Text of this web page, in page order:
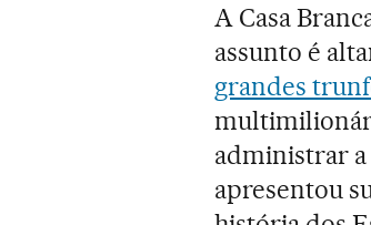
A Casa
assunto é
grandes
administrar
apresentou